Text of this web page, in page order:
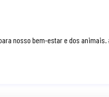
nosso bem-estar e dos